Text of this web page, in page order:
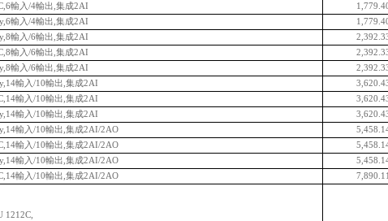
輸入/4輸出,集成2AI
輸入/4輸出,集成2AI
輸入/6輸出,集成2AI
輸入/6輸出,集成2AI
輸入/6輸出,集成2AI
輸入/10輸出,集成2AI
輸入/10輸出,集成2AI
輸入/10輸出,集成2AI
輸入/10輸出,集成2AI/2AO
輸入/10輸出,集成2AI/2AO
輸入/10輸出,集成2AI/2AO
輸入/10輸出,集成2AI/2AO 7,890.11
1212C,